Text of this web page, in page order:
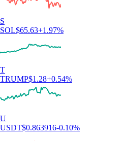
S
SOL$65.63+1.97%
T
TRUMP$1.28+0.54%
U
USDT$0.863916-0.10%